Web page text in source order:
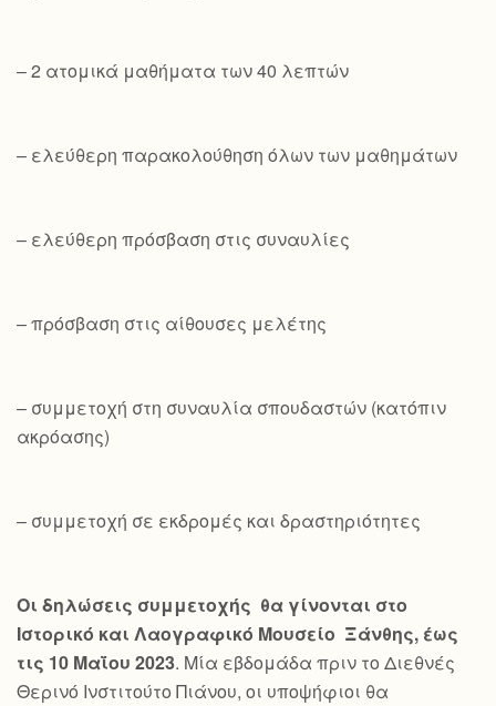
– 2 ατομικά μαθήματα των 40 λεπτών
– ελεύθερη παρακολούθηση όλων των μαθημάτων
– ελεύθερη πρόσβαση στις συναυλίες
– πρόσβαση στις αίθουσες μελέτης
– συμμετοχή στη συναυλία σπουδαστών (κατόπιν
ακρόασης)
– συμμετοχή σε εκδρομές και δραστηριότητες
Οι δηλώσεις συμμετοχής θα γίνονται στο
Ιστορικό και Λαογραφικό Μουσείο Ξάνθης, έως
τις 10 Μαΐου 2023. Μία εβδομάδα πριν το Διεθνές
Θερινό Ινστιτούτο Πιάνου, οι υποψήφιοι θα